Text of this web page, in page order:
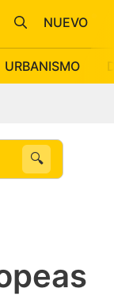
URBANISMO
NUEVO
🔍